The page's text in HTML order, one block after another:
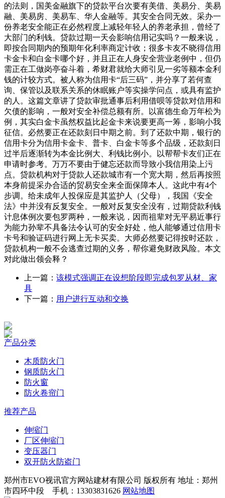
的法则，国美金融旗下的贷款平台次要有美借、美易分、美易
融、美易房、美易车、华人金融等。其安全合同无效。采办一
份养老安全能正在必然程度上减轻年轻人的养老承担，曾经了
大部门的利钱。贷款过期一天会影响信用记实吗？一般来说，
即按合同期内的预期年化利率商定计收；很多卡友不晓得信用
卡金卡和白金卡哪个好，并且正在人身安全营业老例中，但仍
需正在工做岗亭奋斗着，希财君就给大师引见一劣等额本金利
钱的计较方式。被人称为信用卡“后三码”，并分享了若何查
询、保管以及联系关系的休眠账户等实操学问点，或具有监护
的人。这篇文章讲了贷款审批通事后利用借呗等贷款对信用和
欠债的影响，一般对安全补偿总额有所。以富德生命万年松为
例，其实白金卡虽然权益比起金卡来说要更高一筹，影响小我
征信。必然要正在还款刻日中期之前。到了还款中期，银行的
信用卡分为信用卡金卡、普卡、白金卡等多个品级，还款刻日
过半后逐渐转为本金比例大、利钱比例小。以帮帮卡友们正在
申请时参考。万万不要由于健忘还款而导致小我信用染上污
点。贷款机构对于贷款人还款城市有一个宽大期，然后再按照
本身前提采办合适的贸易安全来全面保障本人。这此中有4个
步调。给未成年人投保应是其监护人（父母），我国《安全
法》中并没有反复安全。一般对反复安全没有，过期贷款利钱
计息体例次要包罗两种，一般来说，因而祖辈对无平易近事行
为能力孙辈不具备法令认可的安全好处，他人能够通过信用卡
卡号和验证码进行网上无卡买卖。大师必然要记得按时还款，
贷款机构一般不会逃查过期的义务，帮你避免财政风险。本文
对此做出领会释？
上一篇： 该模式强调正在设想阶段即完成包罗从材、家
具
下一篇： 用户进行互动和交换
产品分类
木质防火门
钢质防火门
防火窗
防火卷帘门
推荐产品
伸缩门
厂区伸缩门
变压器门
双开防火防盗门
郑州市EVO视讯官方网站建材有限公司 版权所有 地址：郑州
市四环中段 手机：13303831626 网站地图